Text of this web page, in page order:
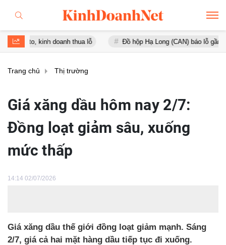
kinh doanh thua lỗ Đồ hộp Hạ Long (CAN) báo lỗ gần 16 tỷ
Trang chủ Thị trường
Giá xăng dầu hôm nay 2/7:
Đồng loạt giảm sâu, xuống
mức thấp
14:14 02/07/2026
Giá xăng dầu thế giới đồng loạt giảm mạnh. Sáng
2/7, giá cả hai mặt hàng dầu tiếp tục đi xuống.